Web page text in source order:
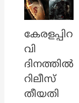
കേരളപ്പിറ
വി
ദിനത്തിൽ
റിലീസ്
തീയതി